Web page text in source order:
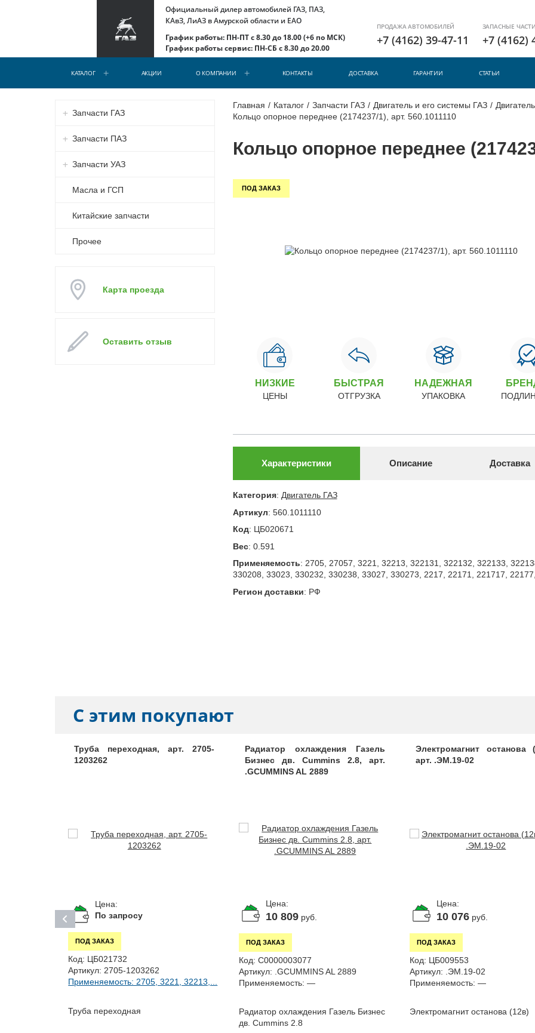
Официальный дилер автомобилей ГАЗ, ПАЗ,
КАвЗ, ЛиАЗ в Амурской области и ЕАО
График работы: ПН-ПТ с 8.30 до 18.00 (+6 по МСК)
График работы сервис: ПН-СБ с 8.30 до 20.00
ПРОДАЖА АВТОМОБИЛЕЙ
+7 (4162) 39-47-11
ЗАПАСНЫЕ ЧАСТИ
+7 (4162)
КАТАЛОГ АКЦИИ О КОМПАНИИ КОНТАКТЫ ДОСТАВКА ГАРАНТИИ СТАТЬИ
Главная / Каталог / Запчасти ГАЗ / Двигатель и его системы ГАЗ /
Кольцо опорное переднее (2174237/1), арт. 560.1011110
Кольцо опорное переднее
Запчасти ГАЗ
Запчасти ПАЗ
Запчасти УАЗ
Масла и ГСП
Китайские запчасти
Прочее
Карта проезда
Оставить отзыв
ПОД ЗАКАЗ
НИЗКИЕ
ЦЕНЫ
БЫСТРАЯ
ОТГРУЗКА
НАДЕЖНАЯ
УПАКОВКА
Характеристики Описание Доставка
Категория: Двигатель ГАЗ
Артикул: 560.1011110
Код: ЦБ020671
Вес: 0.591
Применяемость: 2705, 27057, 3221, 32213, 322131, 322132, 322133,
330208, 33023, 330232, 330238, 33027, 330273, 2217, 22171, 221717,
Регион доставки: РФ
С этим покупают
Труба переходная, арт. 2705-
1203262
Цена:
По запросу
ПОД ЗАКАЗ
Код: ЦБ021732
Артикул: 2705-1203262
Применяемость: 2705, 3221, 32213,...
Труба переходная
Радиатор охлаждения Газель
Бизнес дв. Cummins 2.8, арт.
.GCUMMINS AL 2889
Цена:
10 809 руб.
ПОД ЗАКАЗ
Код: С0000003077
Артикул: .GCUMMINS AL 2889
Применяемость: —
Радиатор охлаждения Газель Бизнес
дв. Cummins 2.8
Электромагнит останова
арт. .ЭМ.19-02
Цена:
10 076 руб.
ПОД ЗАКАЗ
Код: ЦБ009553
Артикул:
.ЭМ.19-02
Применяемость: —
Электромагнит останова (12в)